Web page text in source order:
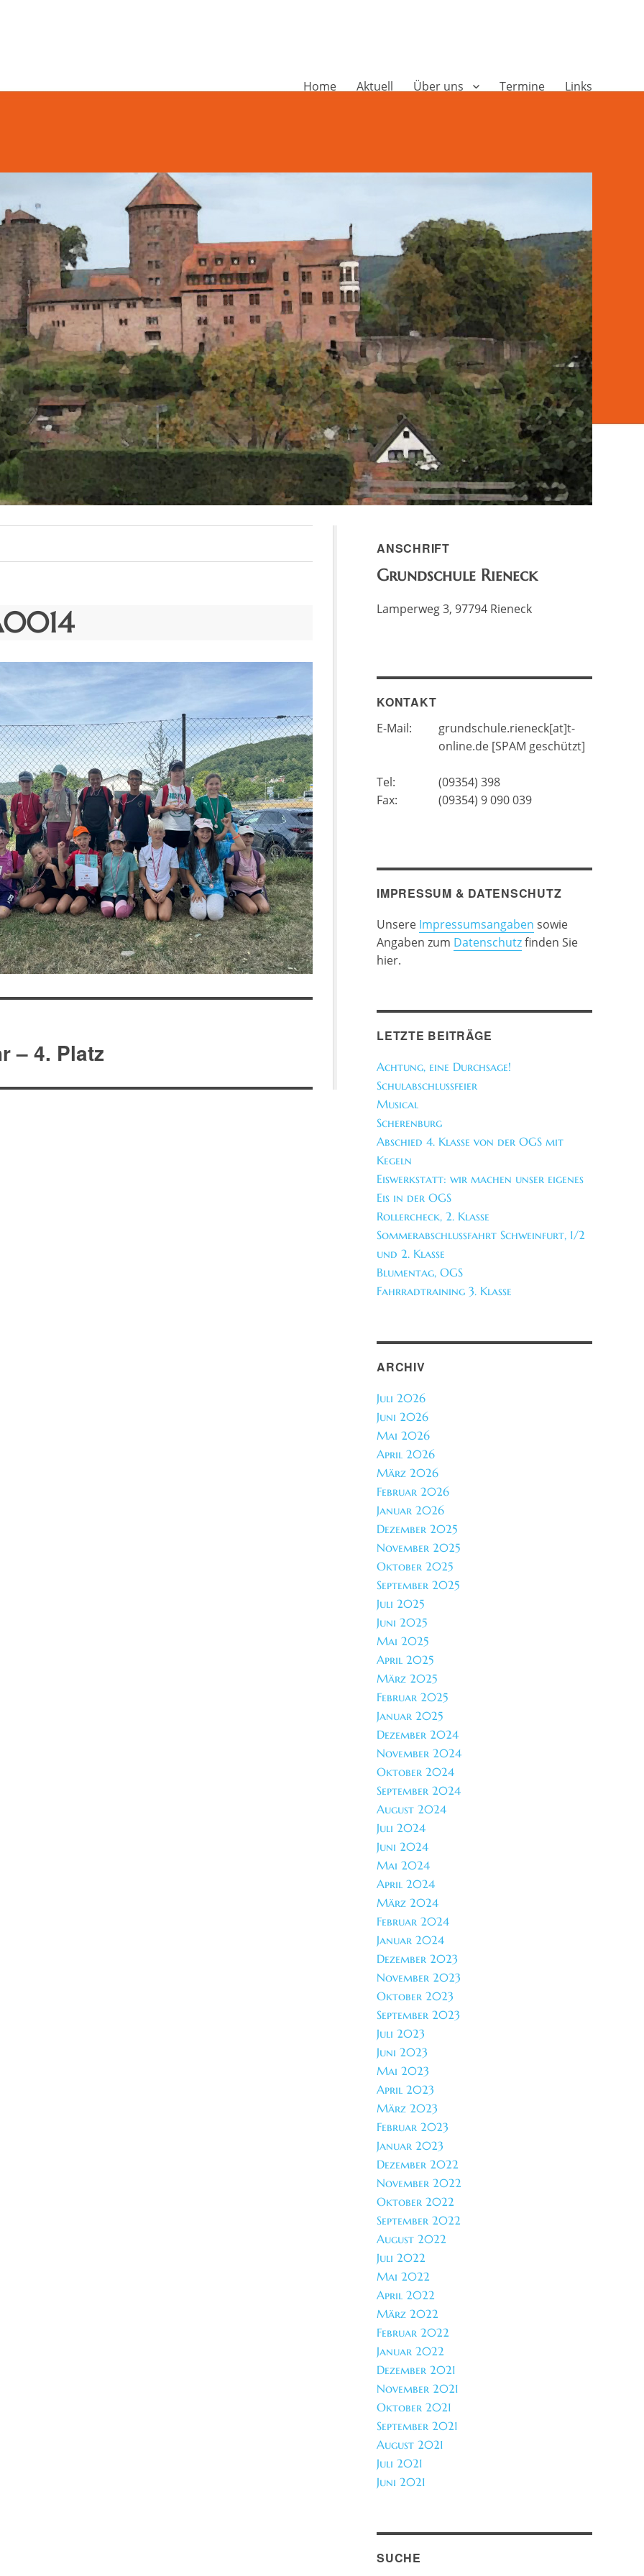
Rieneck
Home Aktuell Über uns Termine Links
– 4. Platz
ANSCHRIFT
Grundschule Rieneck
Lamperweg 3, 97794 Rieneck
KONTAKT
E-Mail:
grundschule.rieneck[at]t-
online.de [SPAM geschützt]
Tel:
(09354) 398
Fax:
(09354) 9 090 039
IMPRESSUM & DATENSCHUTZ
Unsere Impressumsangaben sowie
Angaben zum Datenschutzfinden Sie
hier.
LETZTE BEITRÄGE
Achtung, eine Durchsage!
Schulabschlussfeier
Musical
Scherenburg
Abschied 4. Klasse von der OGS mit
Kegeln
Eiswerkstatt: wir machen unser eigenes
Eis in der OGS
Rollercheck, 2. Klasse
Sommerabschlussfahrt Schweinfurt, 1/2
und 2. Klasse
Blumentag, OGS
Fahrradtraining 3. Klasse
ARCHIV
Juli 2026
Juni 2026
Mai 2026
April 2026
März 2026
Februar 2026
Januar 2026
Dezember 2025
November 2025
Oktober 2025
September 2025
Juli 2025
Juni 2025
Mai 2025
April 2025
März 2025
Februar 2025
Januar 2025
Dezember 2024
November 2024
Oktober 2024
September 2024
August 2024
Juli 2024
Juni 2024
Mai 2024
April 2024
März 2024
Februar 2024
Januar 2024
Dezember 2023
November 2023
Oktober 2023
September 2023
Juli 2023
Juni 2023
Mai 2023
April 2023
März 2023
Februar 2023
Januar 2023
Dezember 2022
November 2022
Oktober 2022
September 2022
August 2022
Juli 2022
Mai 2022
April 2022
März 2022
Februar 2022
Januar 2022
Dezember 2021
November 2021
Oktober 2021
September 2021
August 2021
Juli 2021
Juni 2021
SUCHE